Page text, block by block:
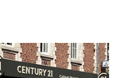
Mariette